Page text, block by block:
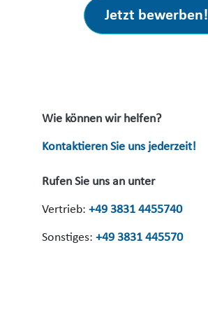
Jetzt bewerben!
Wie können wir helfen?
Kontaktieren Sie uns jederzeit!
Rufen Sie uns an unter
Vertrieb: +49 3831 4455740
Sonstiges: +49 3831 445570